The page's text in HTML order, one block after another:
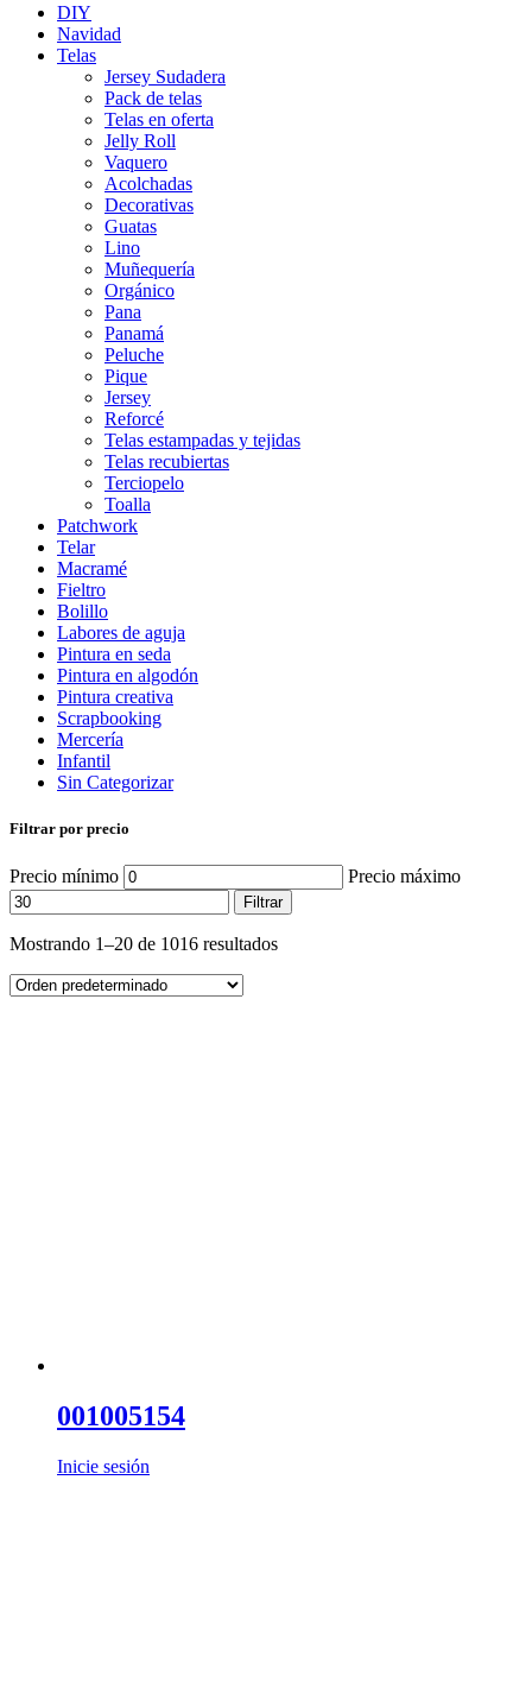
DIY
Navidad
Telas
Jersey Sudadera
Pack de telas
Telas en oferta
Jelly Roll
Vaquero
Acolchadas
Decorativas
Guatas
Lino
Muñequería
Orgánico
Pana
Panamá
Peluche
Pique
Jersey
Reforcé
Telas estampadas y tejidas
Telas recubiertas
Terciopelo
Toalla
Patchwork
Telar
Macramé
Fieltro
Bolillo
Labores de aguja
Pintura en seda
Pintura en algodón
Pintura creativa
Scrapbooking
Mercería
Infantil
Sin Categorizar
Filtrar por precio
Precio mínimo Precio máximo
Filtrar
Mostrando 1–20 de 1016 resultados
001005154
Inicie sesión